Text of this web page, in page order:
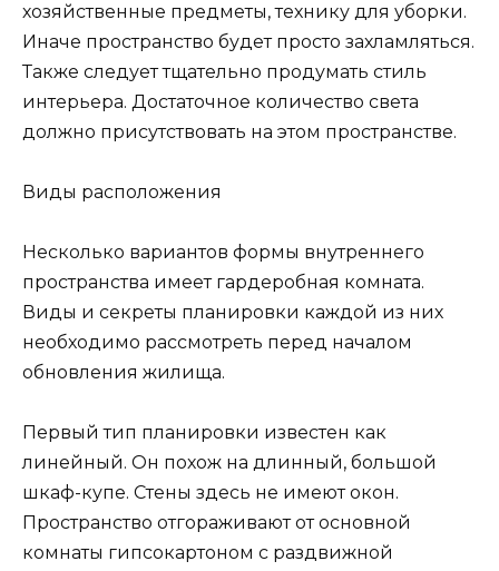
хозяйственные предметы, технику для уборки.
Иначе пространство будет просто захламляться.
Также следует тщательно продумать стиль
интерьера. Достаточное количество света
должно присутствовать на этом пространстве.
Виды расположения
Несколько вариантов формы внутреннего
пространства имеет гардеробная комната.
Виды и секреты планировки каждой из них
необходимо рассмотреть перед началом
обновления жилища.
Первый тип планировки известен как
линейный. Он похож на длинный, большой
шкаф-купе. Стены здесь не имеют окон.
Пространство отгораживают от основной
комнаты гипсокартоном с раздвижной